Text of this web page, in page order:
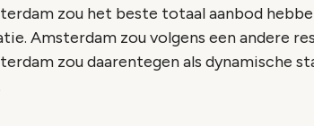
zou het beste totaal aanbod
Amsterdam zou volgens een andere
zou daarentegen als dynamische